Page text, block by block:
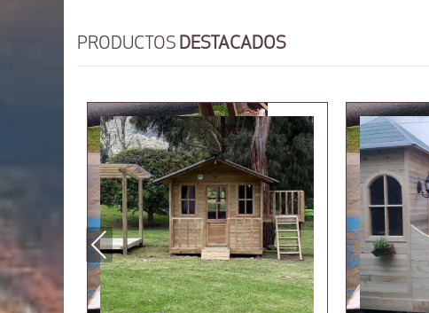
PRODUCTOS DESTACADOS
Previous